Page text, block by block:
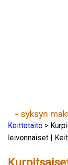
- syksyn
Keittotaito >
leivonnaiset |